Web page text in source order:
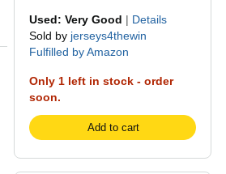
Used: Very Good | Details
Sold by jerseys4thewin
Fulfilled by Amazon
Only 1 left in stock - order
soon.
Add to cart